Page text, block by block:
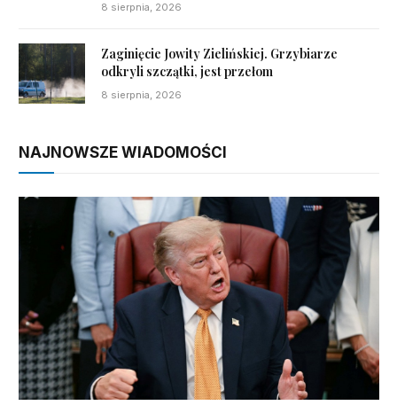
8 sierpnia, 2026
Zaginięcie Jowity Zielińskiej. Grzybiarze
odkryli szczątki, jest przełom
8 sierpnia, 2026
NAJNOWSZE WIADOMOŚCI